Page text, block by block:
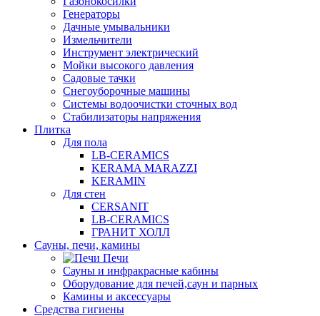
Генераторы
Дачные умывальники
Измельчители
Инструмент электрический
Мойки высокого давления
Садовые тачки
Снегоуборочные машины
Системы водоочистки сточных вод
Стабилизаторы напряжения
Плитка
Для пола
LB-CERAMICS
KERAMA MARAZZI
KERAMIN
Для стен
CERSANIT
LB-CERAMICS
ГРАНИТ ХОЛЛ
Сауны, печи, камины
Печи
Сауны и инфракрасные кабины
Оборудование для печей,саун и парных
Камины и аксессуары
Средства гигиены